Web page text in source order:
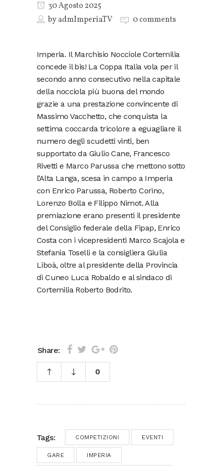
30 Agosto 2025
byadmImperiaTV 0 comments
Imperia. Il Marchisio Nocciole Cortemilia
concede il bis! La Coppa Italia vola per il
secondo anno consecutivo nella capitale
della nocciola più buona del mondo
grazie a una prestazione convincente di
Massimo Vacchetto, che conquista la
settima coccarda tricolore a eguagliare il
numero degli scudetti vinti, ben
supportato da Giulio Cane, Francesco
Rivetti e Marco Parussa che mettono sotto
l’Alta Langa, scesa in campo a Imperia
con Enrico Parussa, Roberto Corino,
Lorenzo Bolla e Filippo Nimot. Alla
premiazione erano presenti il presidente
del Consiglio federale della Fipap, Enrico
Costa con i vicepresidenti Marco Scajola e
Stefania Toselli e la consigliera Giulia
Liboà, oltre al presidente della Provincia
di Cuneo Luca Robaldo e al sindaco di
Cortemilia Roberto Bodrito.
Share:
0
Tags: COMPETIZIONI EVENTI
GARE IMPERIA